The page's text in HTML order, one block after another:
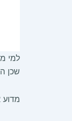
למי
שכן
מדוע